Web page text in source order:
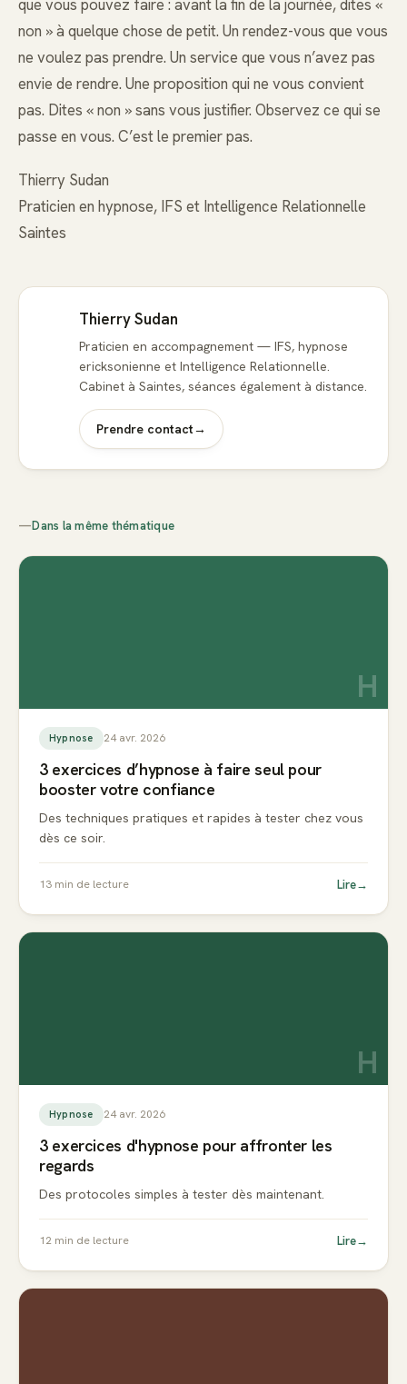
que vous pouvez faire : avant la fin de la journée, dites «
non » à quelque chose de petit. Un rendez-vous que vous
ne voulez pas prendre. Un service que vous n’avez pas
envie de rendre. Une proposition qui ne vous convient
pas. Dites « non » sans vous justifier. Observez ce qui se
passe en vous. C’est le premier pas.
Thierry Sudan
Praticien en hypnose, IFS et Intelligence Relationnelle
Saintes
Thierry Sudan
Praticien en accompagnement — IFS, hypnose
ericksonienne et Intelligence Relationnelle.
Cabinet à Saintes, séances également à distance.
Prendre contact→
—Dans la même thématique
H
Hypnose 24 avr. 2026
3 exercices d’hypnose à faire seul pour
booster votre confiance
Des techniques pratiques et rapides à tester chez vous
dès ce soir.
13 min de lecture Lire→
H
Hypnose 24 avr. 2026
3 exercices d'hypnose pour affronter les
regards
Des protocoles simples à tester dès maintenant.
12 min de lecture Lire→